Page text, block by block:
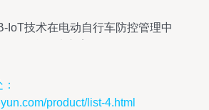
IoT技术在电动自行车防控管理中
product/list-4.html